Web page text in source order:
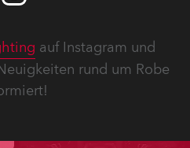
auf Instagram und
rund um Robe